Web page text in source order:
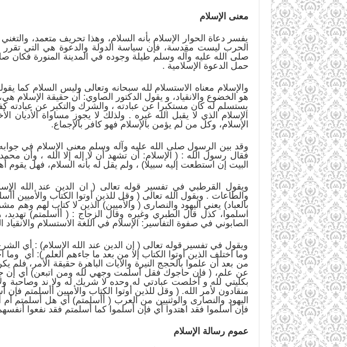
معنى الإسلام
يفسر دعاة الحوار الإسلام بأنه السلام، وهذا تحريف متعمد،
الحرب ليست مقدسة، فإن سياسة الدولة والدعوة هي التي
صلى الله عليه وآله وسلم طيلة وجوده في المدينة المنورة
حمل الدعوة الإسلامية .
والإسلام معناه الاستسلام لله سبحانه وتعالى وليس السلام كما
هو الخضوع والانقياد، و يقول الدكتور الصاوي: أن حقيقة
يستسلم له كان مستكبرا عن عبادته ، والشرك والتكبر عن عبادته
الإسلام الذي لا يقبل الله غيره . ولذلك لا يجوز مساواة
الإسلام، وكل من لم يؤمن بالإسلام فهو كافر بالإجماع.
وقد بين الرسول صلى الله عليه وآله وسلم معنى الإسلام في
فقال رسول الله : ( الإسلام: أن تشهد أن لا إله إلا الله ، وأن
البيت إن استطعت إليه سبيلا) ، ولم يقل له بأنه السلام، فهل يقوم
ويقول القرطبي في تفسير قوله تعالى ( ان الدين عند الله
والطاعات . ويقول الله تعالى ( وقل للذين أوتوا الكتاب والأميين
بالعباد) يعني اليهود والنصارى ( والأميين) الذين لا كتاب لهم
اسلموا، كذل قال الطبري وغيره وقال الزجاج : ( أأسلمتم)
الصابوني في صفوة التفاسير: الإسلام في اللغة الاستسلام والانقياد
ويقول في تفسير قوله تعالى ( إن الدين عند الله الإسلام) : أي
وما اختلف الذين أوتوا الكتاب إلا من بعد ما جاءهم العلم ): أي
من بعد أن علموا بالحجج النيرة والآيات الباهرة حقيقة الأمر،
عن علم، ( فإن حاجوك فقل أسلمت وجهي لله ومن اتبعن) أي إن
بكليتي لله و أخلصت عبادتي له وحده لا شريك له ولا ند وصاحبة
منقادون لأمر الله. ( وقل للذين أوتوا الكتاب والأميين أأسلمتم فإن
اليهود والنصارى والوثنيين من العرب ( أأسلمتم) أي هل أسلمتم
فإن أسلموا فقد اهتدوا أي فإن أسلموا كما أسلمتم فقد نفعوا
عموم رسالة الإسلام